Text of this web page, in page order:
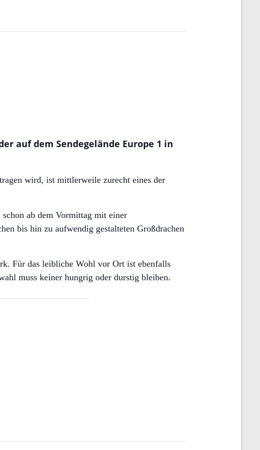
auf dem Sendegelände Europe 1 in
wird, ist mittlerweile zurecht eines der
ab dem Vormittag mit einer
bis hin zu aufwendig gestalteten Großdrachen
Für das leibliche Wohl vor Ort ist ebenfalls
muss keiner hungrig oder durstig bleiben.